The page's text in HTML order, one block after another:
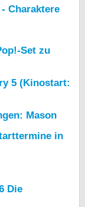
Charaktere
Set zu
5 (Kinostart:
Mason
in
Die